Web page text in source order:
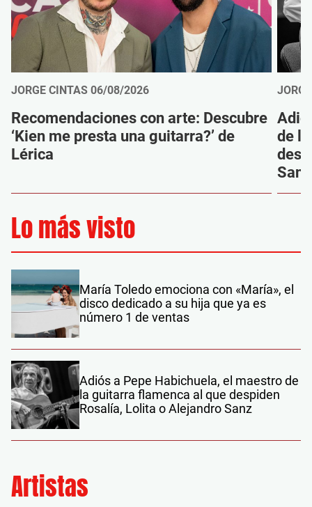
JORGE CINTAS 06/08/2026
Recomendaciones con arte: Descubre
‘Kien me presta una guitarra?’ de
Lérica
de
Sanz
Lo más visto
María Toledo emociona con «María», el
disco dedicado a su hija que ya es
número 1 de ventas
Adiós a Pepe Habichuela, el maestro de
la guitarra flamenca al que despiden
Rosalía, Lolita o Alejandro Sanz
Artistas